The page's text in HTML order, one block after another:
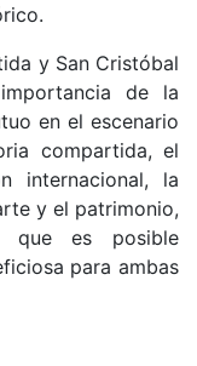
y San Cristóbal
de la
en el escenario
compartida, el
internacional, la
y el patrimonio,
que es posible
para ambas